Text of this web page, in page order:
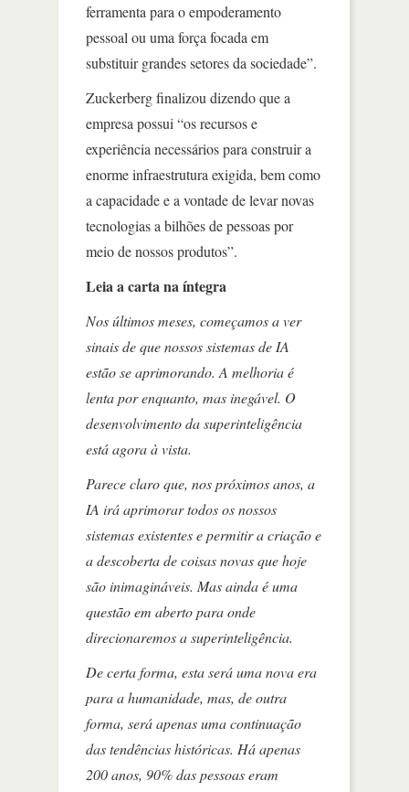
ferramenta para o empoderamento
pessoal ou uma força focada em
substituir grandes setores da sociedade”.
Zuckerberg finalizou dizendo que a
empresa possui “os recursos e
experiência necessários para construir a
enorme infraestrutura exigida, bem como
a capacidade e a vontade de levar novas
tecnologias a bilhões de pessoas por
meio de nossos produtos”.
Leia a carta na íntegra
Nos últimos meses, começamos a ver
sinais de que nossos sistemas de IA
estão se aprimorando. A melhoria é
lenta por enquanto, mas inegável. O
desenvolvimento da superinteligência
está agora à vista.
Parece claro que, nos próximos anos, a
IA irá aprimorar todos os nossos
sistemas existentes e permitir a criação e
a descoberta de coisas novas que hoje
são inimagináveis. Mas ainda é uma
questão em aberto para onde
direcionaremos a superinteligência.
De certa forma, esta será uma nova era
para a humanidade, mas, de outra
forma, será apenas uma continuação
das tendências históricas. Há apenas
200 anos, 90% das pessoas eram